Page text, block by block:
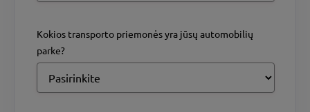
Kokios transporto priemonės yra jūsų automobilių
parke?